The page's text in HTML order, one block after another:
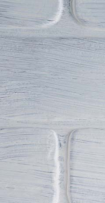
Passer au contenu principal